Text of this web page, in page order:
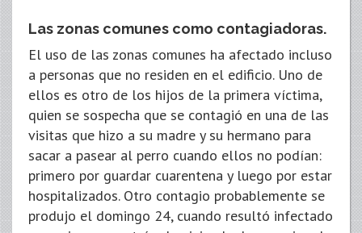
Las zonas comunes como contagiadoras.
El uso de las zonas comunes ha afectado incluso
a personas que no residen en el edificio. Uno de
ellos es otro de los hijos de la primera víctima,
quien se sospecha que se contagió en una de las
visitas que hizo a su madre y su hermano para
sacar a pasear al perro cuando ellos no podían:
primero por guardar cuarentena y luego por estar
hospitalizados. Otro contagio probablemente se
produjo el domingo 24, cuando resultó infectado